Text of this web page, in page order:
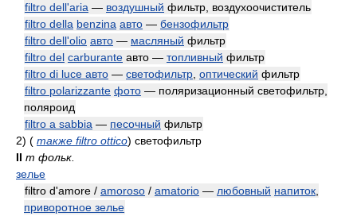
filtro dell'aria — воздушный фильтр, воздухоочиститель
filtro della benzina авто — бензофильтр
filtro dell'olio авто — масляный фильтр
filtro del carburante авто — топливный фильтр
filtro di luce авто — светофильтр оптический фильтр
filtro polarizzante фото — поляризационный светофильтр,
поляроид
filtro a sabbia — песочный фильтр
2) ( также filtro ottico) светофильтр
II m фольк.
зелье
filtro d'amore / amoroso / amatorio — любовный напиток
приворотное зелье